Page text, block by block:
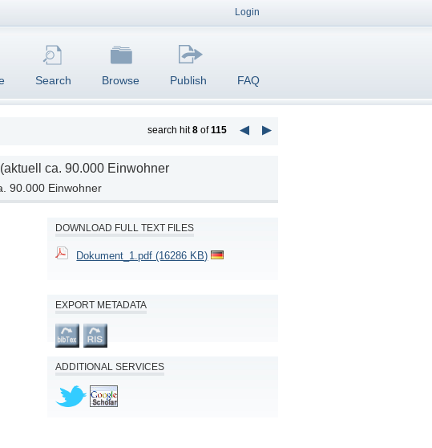
Login
Search Browse Publish FAQ
search hit8of115
ca. 90.000 Einwohner
90.000 Einwohner
DOWNLOAD FULL TEXT FILES
Dokument_1.pdf (16286 KB)
EXPORT METADATA
ADDITIONAL SERVICES